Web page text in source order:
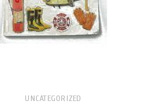
UNCATEGORIZED